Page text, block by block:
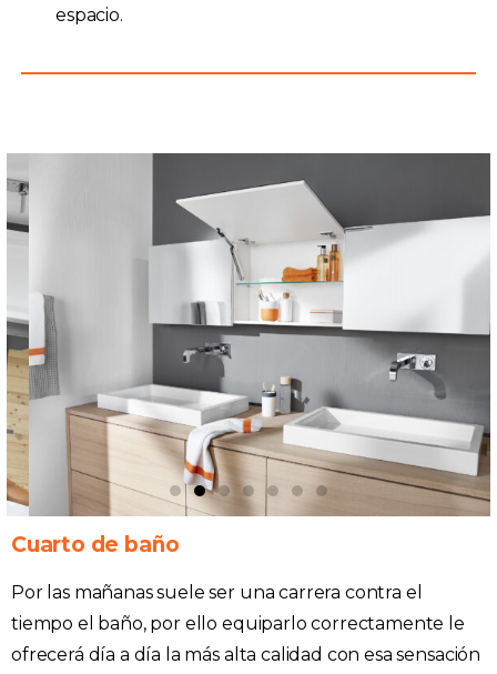
espacio.
Cuarto de baño
Por las mañanas suele ser una carrera contra el
tiempo el baño, por ello equiparlo correctamente le
ofrecerá día a día la más alta calidad con esa sensación